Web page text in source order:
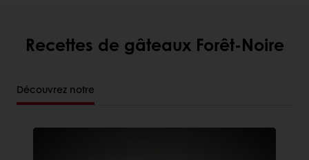
Recettes de gâteaux Forêt-Noire
Découvrez notre